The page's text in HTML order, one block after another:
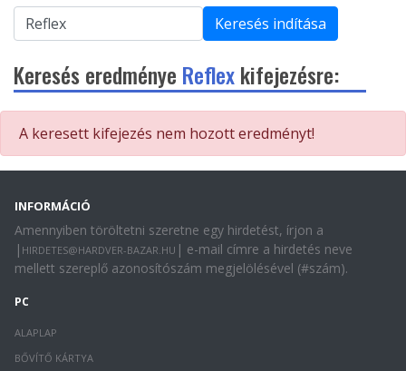
Keresés indítása
Keresés eredménye Reflexkifejezésre:
A keresett kifejezés nem hozott eredményt!
INFORMÁCIÓ
Amennyiben töröltetni szeretne egy hirdetést, írjon a
| HIRDETES@HARDVER-BAZAR.HU | e-mail címre a hirdetés neve
mellett szereplő azonosítószám megjelölésével (#szám).
PC
ALAPLAP
BŐVÍTŐ KÁRTYA